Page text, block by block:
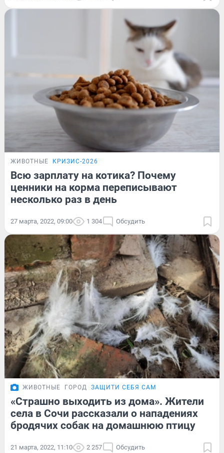
ЖИВОТНЫЕ КРИЗИС-2026
Всю зарплату на котика? Почему
ценники на корма переписывают
несколько раз в день
27 марта, 2022, 09:00 1 304 Обсудить
ЖИВОТНЫЕ ГОРОД ЗАЩИТИ СЕБЯ САМ
«Страшно выходить из дома». Жители
села в Сочи рассказали о нападениях
бродячих собак на домашнюю птицу
21 марта, 2022, 11:10 2 257 Обсудить